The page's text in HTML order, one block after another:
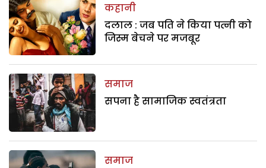
कहानी
दलाल : जब पति ने किया पत्नी को
जिस्म बेचने पर मजबूर
समाज
सपना है सामाजिक स्वतंत्रता
समाज